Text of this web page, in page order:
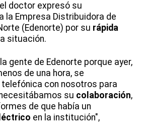
doctor expresó su
la Empresa Distribuidora de
(Edenorte) por su rápida
situación.
gente de Edenorte porque ayer,
de una hora, se
con nosotros para
su colaboración,
de que había un
en la institución",